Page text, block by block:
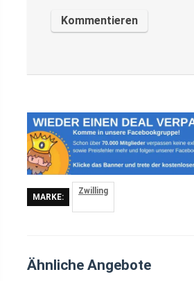
MARKE:
Zwilling
Ähnliche Angebote